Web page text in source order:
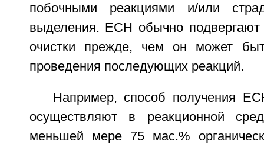
побочными реакциями и/или
выделения. ЕСН обычно подвергают
очистки прежде, чем он может
проведения последующих реакций.
Например, способ получения
осуществляют в реакционной
меньшей мере 75 мас.%